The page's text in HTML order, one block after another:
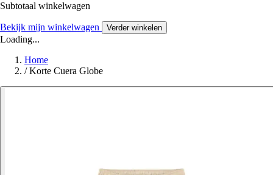
Subtotaal winkelwagen
Bekijk mijn winkelwagen Verder winkelen
Loading...
Home
/ Korte Cuera Globe